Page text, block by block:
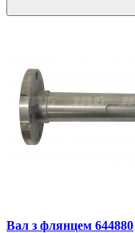
Вал з флянцем 644880